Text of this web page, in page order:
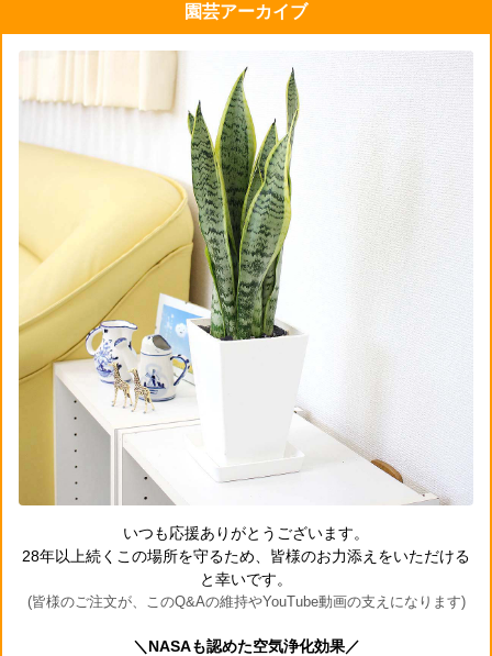
園芸アーカイブ
いつも応援ありがとうございます。
28年以上続くこの場所を守るため、皆様のお力添えをいただける
と幸いです。
(皆様のご注文が、このQ&Aの維持やYouTube動画の支えになります)
＼NASAも認めた空気浄化効果／